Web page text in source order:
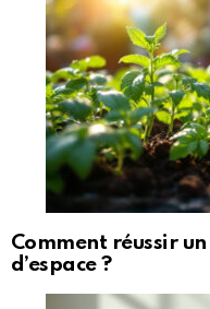
Comment réussir
d’espace ?